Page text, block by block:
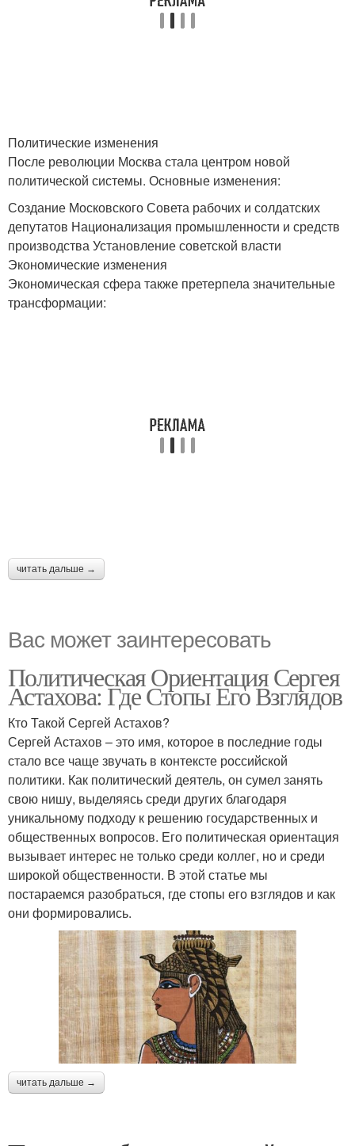
Политические изменения
После революции Москва стала центром новой
политической системы. Основные изменения:
Создание Московского Совета рабочих и солдатских
депутатов Национализация промышленности и средств
производства Установление советской власти
Экономические изменения
Экономическая сфера также претерпела значительные
трансформации:
читать дальше →
Вас может заинтересовать
Политическая Ориентация Сергея
Астахова: Где Стопы Его Взглядов
Кто Такой Сергей Астахов?
Сергей Астахов – это имя, которое в последние годы
стало все чаще звучать в контексте российской
политики. Как политический деятель, он сумел занять
свою нишу, выделяясь среди других благодаря
уникальному подходу к решению государственных и
общественных вопросов. Его политическая ориентация
вызывает интерес не только среди коллег, но и среди
широкой общественности. В этой статье мы
постараемся разобраться, где стопы его взглядов и как
они формировались.
читать дальше →